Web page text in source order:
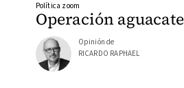
Operación aguacate
Política zoom
Opinión de
RICARDO RAPHAEL